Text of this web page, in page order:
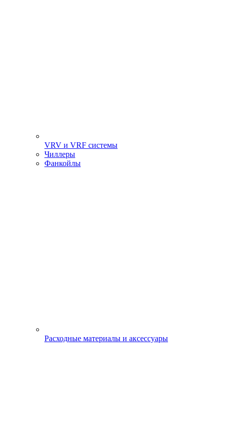
VRV и VRF системы
Чиллеры
Фанкойлы
Расходные материалы и аксессуары